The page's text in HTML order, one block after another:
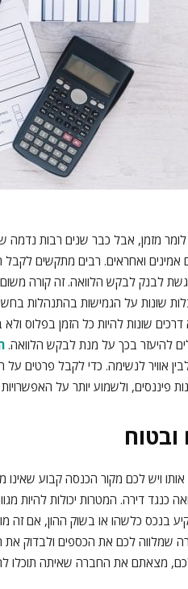
מזמן, אבל כבר שנים רבות
אמינים ואחראים. רבים מתקשים
לבנק לבקש הלוואה. זה קורה
שונות על הגמישות בהתנהלות
שונות להיות כל הזמן בפלוס
להיעזר בכך על מנת לבקש הלוואה.
אוויר לנשימה. כדי לקבל פרטים על
פיננסים, ולשמוע יותר על
ובטוח
ויש לכם מקור הכנסה קבוע שאינו
כנגד דירה. המטרות יכולות להיות
בנכס כלשהו או בשוק ההון, אם זה
שמלווה לכם את הכספים ולבדוק
לכם, מצאתם את החברה שאיתה תוכלו